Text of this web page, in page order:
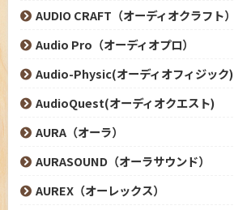
AUDIO CRAFT（オーディオクラフト）
Audio Pro（オーディオプロ）
Audio-Physic(オーディオフィジック)
AudioQuest(オーディオクエスト)
AURA（オーラ）
AURASOUND（オーラサウンド）
AUREX（オーレックス）